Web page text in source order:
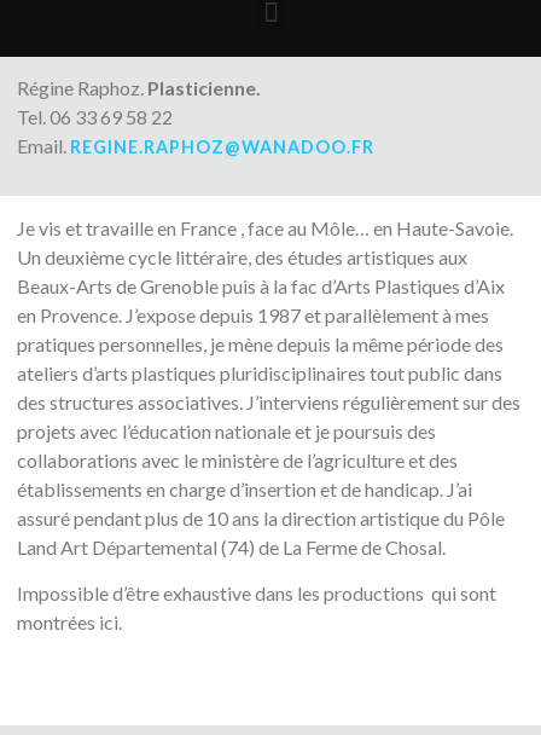
Régine Raphoz. Plasticienne.
Tel. 06 33 69 58 22
Email. REGINE.RAPHOZ@WANADOO.FR
Je vis et travaille en France , face au Môle… en Haute-Savoie.
Un deuxième cycle littéraire, des études artistiques aux
Beaux-Arts de Grenoble puis à la fac d’Arts Plastiques d’Aix
en Provence. J’expose depuis 1987 et parallèlement à mes
pratiques personnelles, je mène depuis la même période des
ateliers d’arts plastiques pluridisciplinaires tout public dans
des structures associatives. J’interviens régulièrement sur des
projets avec l’éducation nationale et je poursuis des
collaborations avec le ministère de l’agriculture et des
établissements en charge d’insertion et de handicap. J’ai
assuré pendant plus de 10 ans la direction artistique du Pôle
Land Art Départemental (74) de La Ferme de Chosal.
Impossible d’être exhaustive dans les productions qui sont
montrées ici.